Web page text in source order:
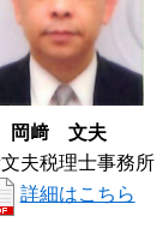
岡﨑 文夫
夫税理士事務所
詳細はこちら